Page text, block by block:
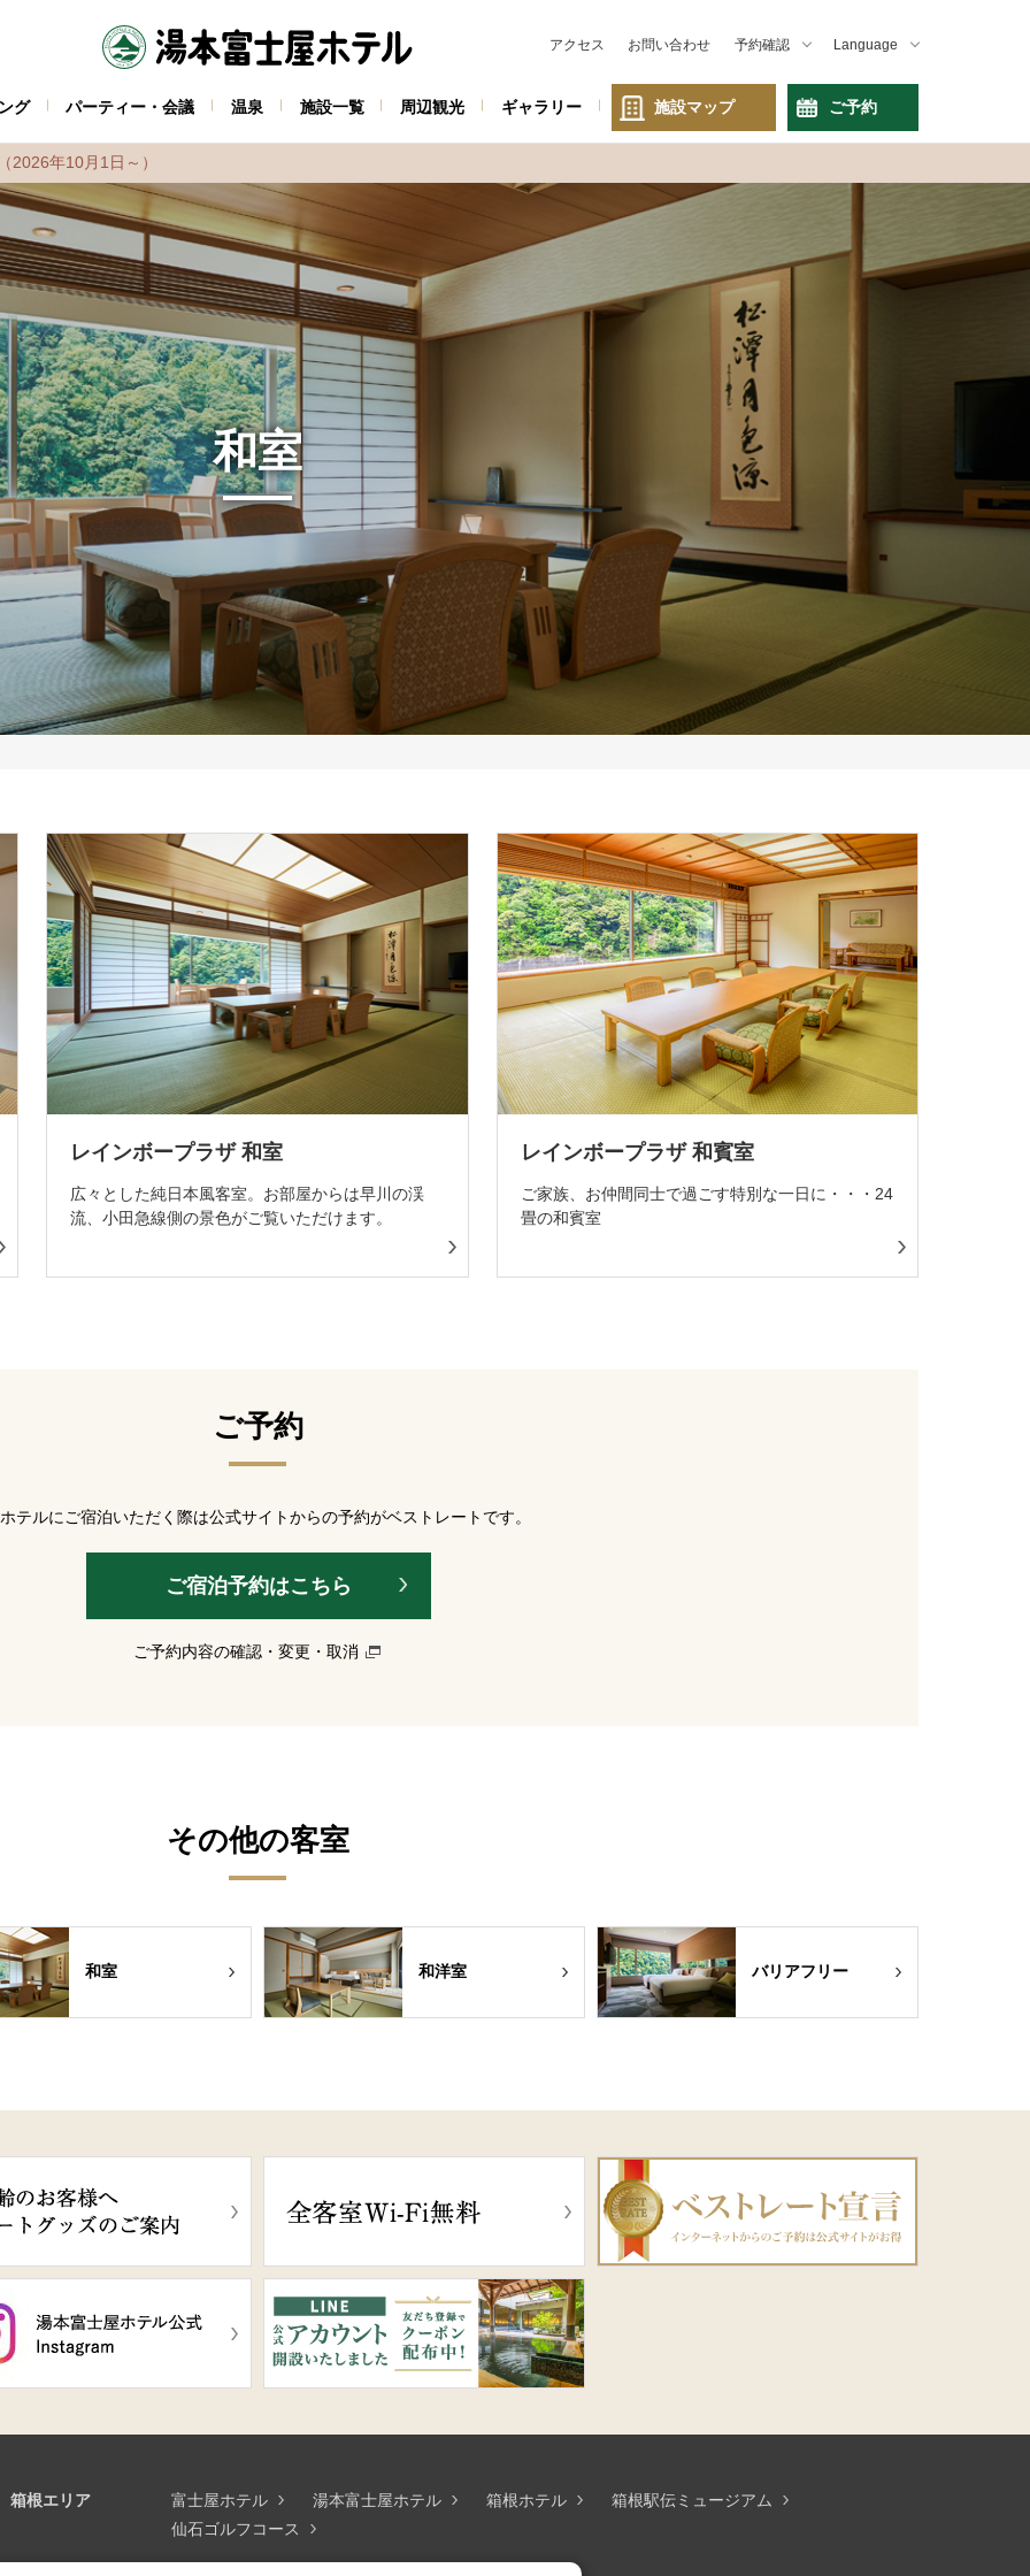
グ パーティー・会議 温泉 施設一覧 周辺観光 ギャラリー 施設マップ ご予約
アクセス お問い合わせ 予約確認 Language
年10月1日～）
和室
レインボープラザ 和室
広々とした純日本風客室。お部屋からは早川の渓
流、小田急線側の景色がご覧いただけます。
レインボープラザ 和賓室
ご家族、お仲間同士で過ごす特別な一日に・・・24
畳の和賓室
ご予約
テルにご宿泊いただく際は公式サイトからの予約がベストレートです。
ご宿泊予約はこちら
ご予約内容の確認・変更・取消
その他の客室
和室 和洋室 バリアフリー
箱根エリア 富士屋ホテル 湯本富士屋ホテル 箱根ホテル
箱根駅伝ミュージアム
仙石ゴルフコース